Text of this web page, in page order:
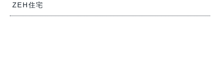
ZEH住宅